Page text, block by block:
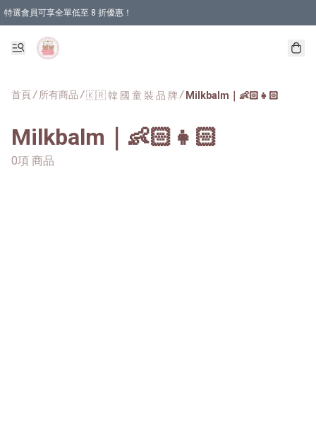
特選會員可享全單低至 8 折優惠！
首頁/ 所有商品 /🇰🇷 韓 國 童 裝 品 牌 / Milkbalm｜👶🏻👧🏻
Milkbalm｜👶🏻👧🏻
0項 商品